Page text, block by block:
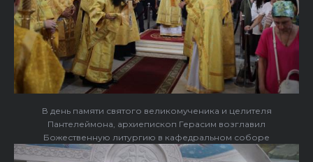
В день памяти святого великомученика и целителя
Пантелеймона, архиепископ Герасим возглавил
Божественную литургию в кафедральном соборе